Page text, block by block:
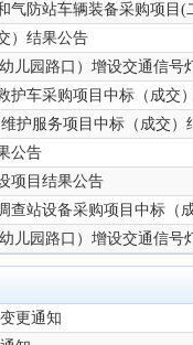
气防站车辆装备采购项目(
）结果公告
儿园路口）增设交通信号
护车采购项目中标（成交
护服务项目中标（成交）
公告
项目结果公告
查站设备采购项目中标（
儿园路口）增设交通信号
更通知